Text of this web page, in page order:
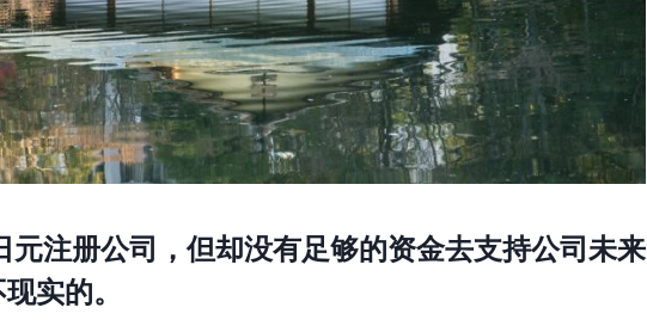
元注册公司，但却没有足够的资金去支持公司未来
实的。